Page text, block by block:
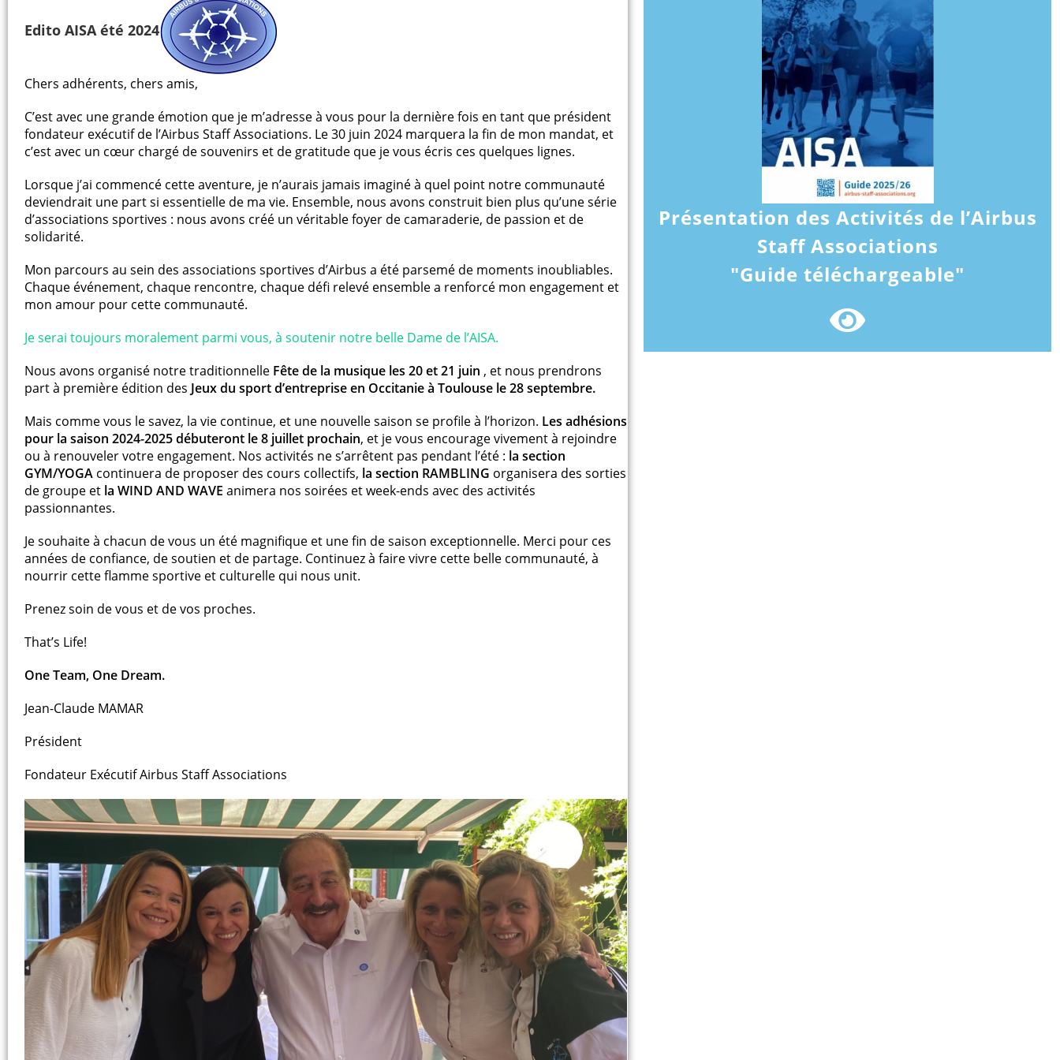
Edito AISA été 2024
Chers adhérents, chers amis,
C’est avec une grande émotion que je m’adresse à vous pour la dernière fois en tant que président
fondateur exécutif de l’Airbus Staff Associations. Le 30 juin 2024 marquera la fin de mon mandat, et
c’est avec un cœur chargé de souvenirs et de gratitude que je vous écris ces quelques lignes.
Lorsque j’ai commencé cette aventure, je n’aurais jamais imaginé à quel point notre communauté
deviendrait une part si essentielle de ma vie. Ensemble, nous avons construit bien plus qu’une série
d’associations sportives : nous avons créé un véritable foyer de camaraderie, de passion et de
solidarité.
Mon parcours au sein des associations sportives d’Airbus a été parsemé de moments inoubliables.
Chaque événement, chaque rencontre, chaque défi relevé ensemble a renforcé mon engagement et
mon amour pour cette communauté.
Je serai toujours moralement parmi vous, à soutenir notre belle Dame de l’AISA.
Nous avons organisé notre traditionnelle Fête de la musique les 20 et 21 juin , et nous prendrons
part à première édition des Jeux du sport d’entreprise en Occitanie à Toulouse le 28 septembre.
Mais comme vous le savez, la vie continue, et une nouvelle saison se profile à l’horizon. Les adhésions
pour la saison 2024-2025 débuteront le 8 juillet prochain, et je vous encourage vivement à rejoindre
ou à renouveler votre engagement. Nos activités ne s’arrêtent pas pendant l’été : la section
GYM/YOGA continuera de proposer des cours collectifs, la section RAMBLING organisera des sorties
de groupe et la WIND AND WAVE animera nos soirées et week-ends avec des activités
passionnantes.
Je souhaite à chacun de vous un été magnifique et une fin de saison exceptionnelle. Merci pour ces
années de confiance, de soutien et de partage. Continuez à faire vivre cette belle communauté, à
nourrir cette flamme sportive et culturelle qui nous unit.
Prenez soin de vous et de vos proches.
That’s Life!
One Team, One Dream.
Jean-Claude MAMAR
Président
Fondateur Exécutif Airbus Staff Associations
Présentation des Activités de l’Airbus
Staff Associations
"Guide téléchargeable"